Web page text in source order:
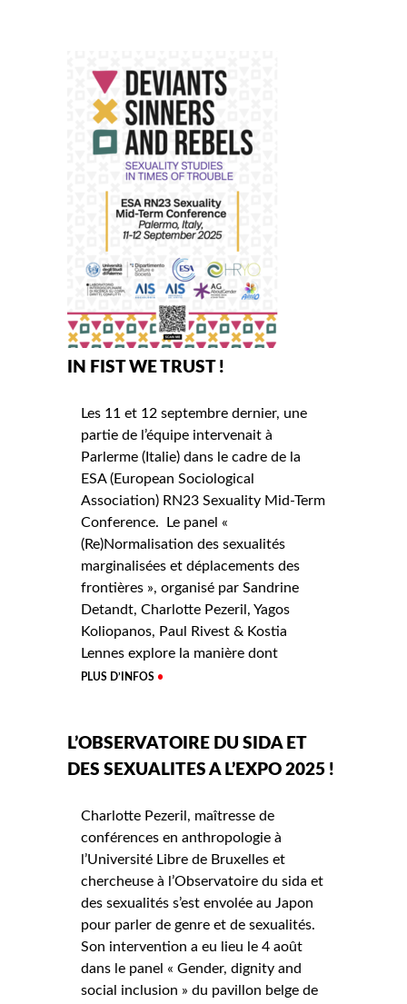
IN FIST WE TRUST !
Les 11 et 12 septembre dernier, une
partie de l’équipe intervenait à
Parlerme (Italie) dans le cadre de la
ESA (European Sociological
Association) RN23 Sexuality Mid-Term
Conference. Le panel «
(Re)Normalisation des sexualités
marginalisées et déplacements des
frontières », organisé par Sandrine
Detandt, Charlotte Pezeril, Yagos
Koliopanos, Paul Rivest & Kostia
Lennes explore la manière dont
PLUS D’INFOS
L’OBSERVATOIRE DU SIDA ET
DES SEXUALITES A L’EXPO 2025 !
Charlotte Pezeril, maîtresse de
conférences en anthropologie à
l’Université Libre de Bruxelles et
chercheuse à l’Observatoire du sida et
des sexualités s’est envolée au Japon
pour parler de genre et de sexualités.
Son intervention a eu lieu le 4 août
dans le panel « Gender, dignity and
social inclusion » du pavillon belge de